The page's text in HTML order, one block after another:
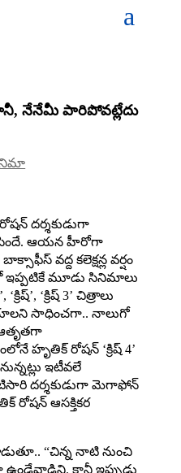
నేనేమీ పారిపోవట్లేదు
దర్శకుడుగా
ఆయన హీరోగా
వద్ద కలెక్షన్ల వర్షం
ఇప్పటికే మూడు సినిమాలు
‘క్రిష్ 3’ చిత్రాలు
సాధించగా.. నాలుగో
హృతిక్ రోషన్ ‘క్రిష్‌ 4’
ఇటీవలే
దర్శకుడుగా మెగాఫోన్
రోషన్ ఆసక్తికర
“చిన్న నాటి నుంచి
ఉండేవాడిని. కానీ ఇప్పుడు